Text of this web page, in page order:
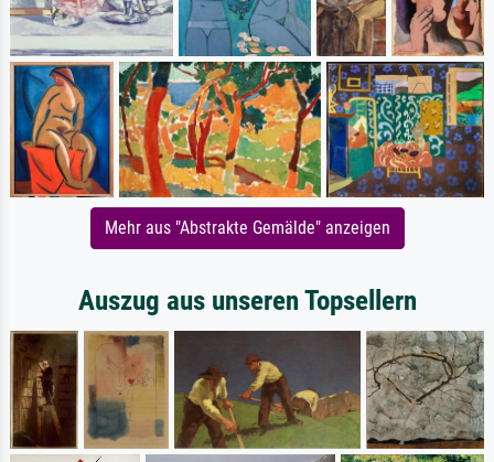
Mehr aus "Abstrakte Gemälde" anzeigen
Auszug aus unseren Topsellern